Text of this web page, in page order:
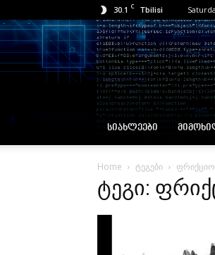
30.1 C Tbilisi
ᲡᲘᲐᲮᲚᲔᲔᲑᲘ
Home ტეგები
ტეგი: